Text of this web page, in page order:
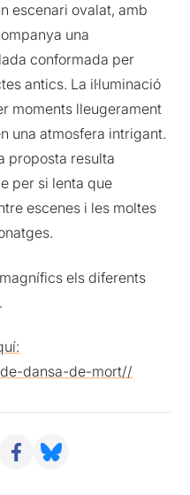
escenari ovalat, amb
una
conformada per
antics. La il·luminació
moments lleugerament
una atmosfera intrigant.
proposta resulta
per si lenta que
escenes i les moltes
els diferents
dansa-de-mort//